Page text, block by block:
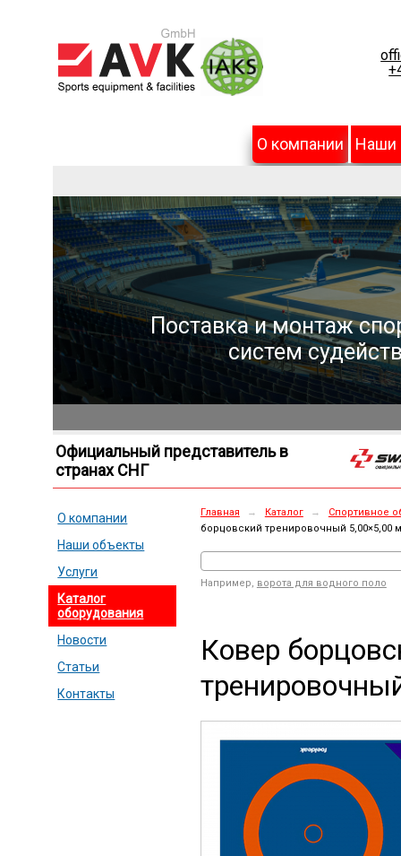
О компании Наши
Поставка и монтаж
систем
Официальный представитель в
странах СНГ
О компании
Наши объекты
Услуги
Каталог
оборудования
Новости
Статьи
Контакты
Главная → Каталог →
Спортивное
борцовский тренировочный 5,00×5,00 м
Например, ворота для водного поло
Ковер